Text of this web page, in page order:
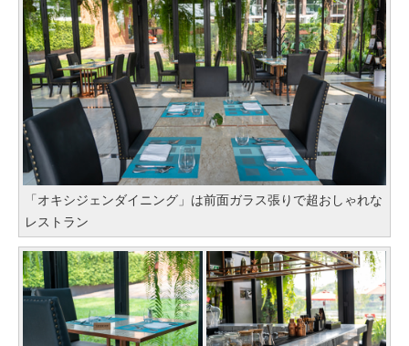
「オキシジェンダイニング」は前面ガラス張りで超おしゃれな
レストラン